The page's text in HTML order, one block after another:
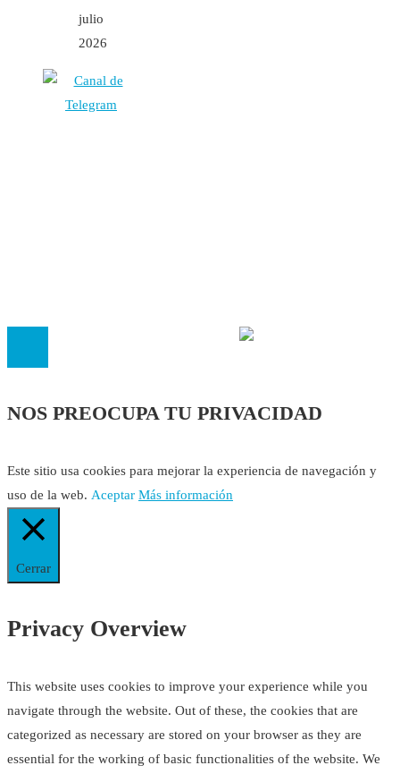
julio
2026
NOS PREOCUPA TU PRIVACIDAD
Este sitio usa cookies para mejorar la experiencia de navegación y
uso de la web. Aceptar Más información
Cerrar
Privacy Overview
This website uses cookies to improve your experience while you
navigate through the website. Out of these, the cookies that are
categorized as necessary are stored on your browser as they are
essential for the working of basic functionalities of the website. We